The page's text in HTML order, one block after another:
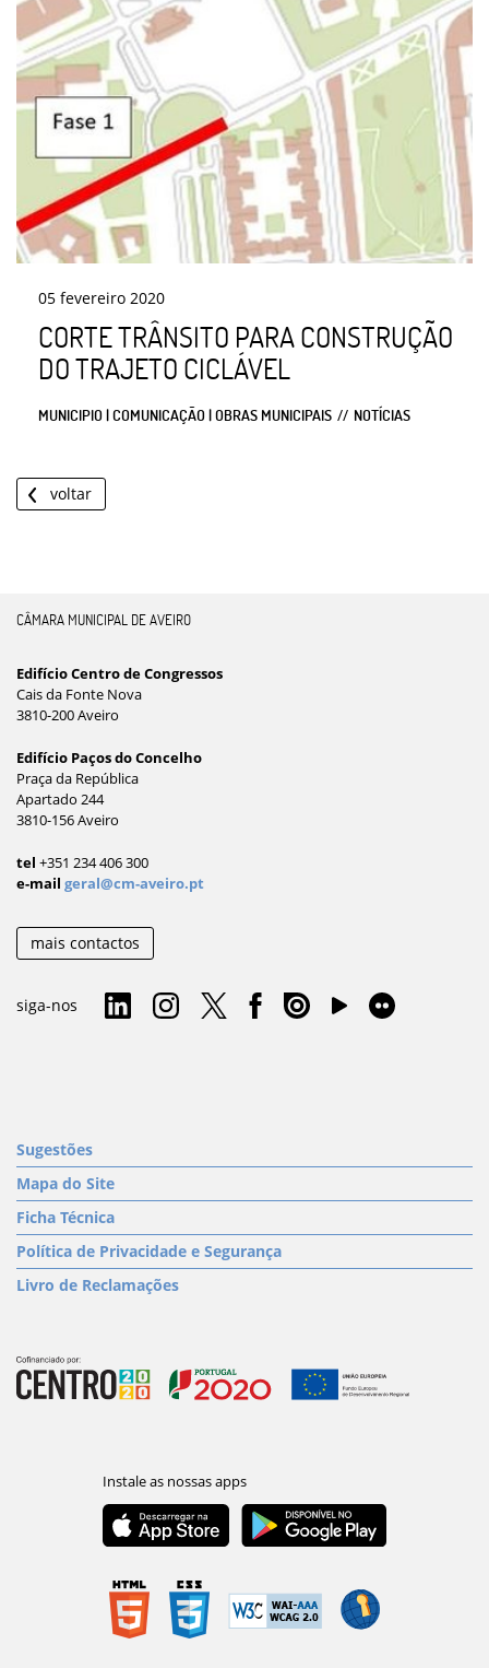
05 fevereiro 2020
CORTE TRÂNSITO PARA CONSTRUÇÃO
DO TRAJETO CICLÁVEL
MUNICIPIO | COMUNICAÇÃO | OBRAS MUNICIPAIS NOTÍCIAS
voltar
CÂMARA MUNICIPAL DE AVEIRO
Edifício Centro de Congressos
Cais da Fonte Nova
3810-200 Aveiro
Edifício Paços do Concelho
Praça da República
Apartado 244
3810-156 Aveiro
tel +351 234 406 300
e-mail geral@cm-aveiro.pt
mais contactos
siga-nos
Sugestões
Mapa do Site
Ficha Técnica
Política de Privacidade e Segurança
Livro de Reclamações